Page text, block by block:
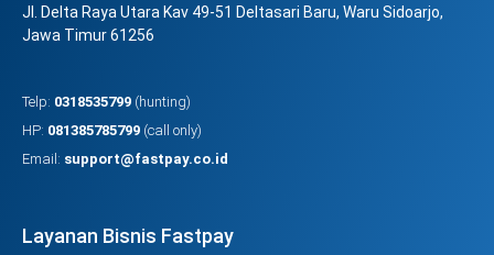
Jl. Delta Raya Utara Kav 49-51 Deltasari Baru, Waru Sidoarjo,
Jawa Timur 61256
Telp: 0318535799 (hunting)
HP: 081385785799 (call only)
Email: support@fastpay.co.id
Layanan Bisnis Fastpay